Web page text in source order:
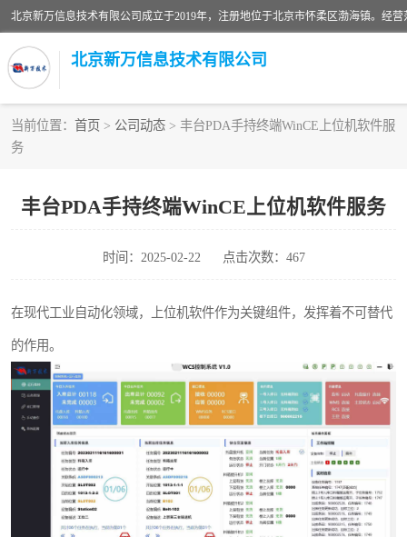
北京新万信息技术有限公司
当前位置： 首页 > 公司动态 > 丰台PDA手持终端WinCE上位机软件服
务
丰台PDA手持终端WinCE上位机软件服务
时间：2025-02-22 点击次数：467
在现代工业自动化领域，上位机软件作为关键组件，发挥着不可替代
的作用。
usb上位机控制程序
数据采集软件
物流立库控制上位机软件
PDA手持终端WinCE上位机软件
WMS和WCS二合一
串口上位机软件
运动控制上位机软件